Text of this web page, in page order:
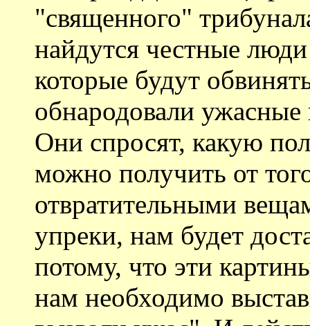
"священного"
найдутся честные
которые будут
обнародовали
Они спросят, какую
можно получить от
отвратительными
упреки, нам будет
потому, что эти
нам необходимо